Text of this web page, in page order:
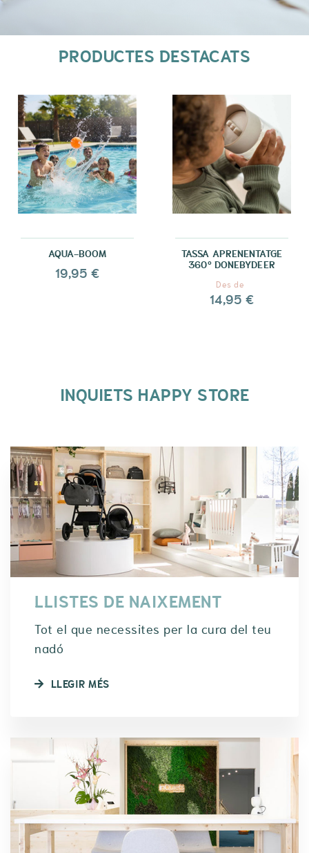
PRODUCTES DESTACATS
AQUA-BOOM
19,95 €
TASSA APRENENTATGE
360º DONEBYDEER
Des de
14,95 €
INQUIETS HAPPY STORE
LLISTES DE NAIXEMENT
Tot el que necessites per la cura del teu
nadó
LLEGIR MÉS